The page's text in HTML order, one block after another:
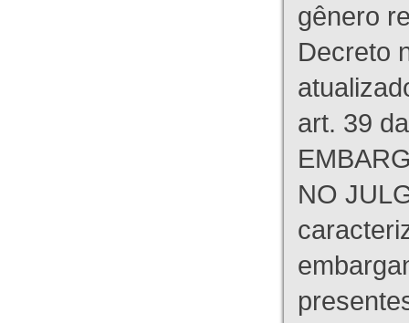
gênero
Decreto
art. 39
NO